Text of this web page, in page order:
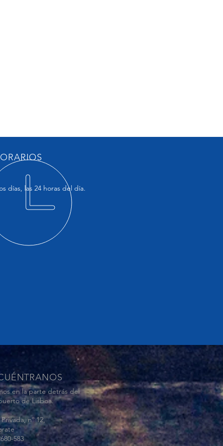
días, las 24 horas del día.
en la parte detrás del
de Lisboa.
nº 12,
583